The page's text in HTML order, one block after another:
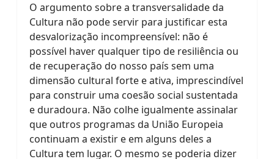
O argumento sobre a transversalidade da
Cultura não pode servir para justificar esta
desvalorização incompreensível: não é
possível haver qualquer tipo de resiliência ou
de recuperação do nosso país sem uma
dimensão cultural forte e ativa, imprescindível
para construir uma coesão social sustentada
e duradoura. Não colhe igualmente assinalar
que outros programas da União Europeia
continuam a existir e em alguns deles a
Cultura tem lugar. O mesmo se poderia dizer